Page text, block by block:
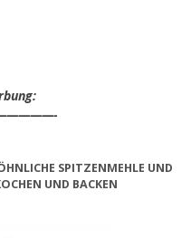
SPITZENMEHLE UND V
UND BACKEN